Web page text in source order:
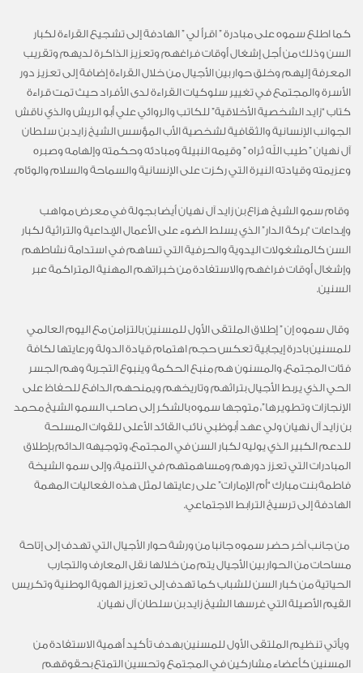
كما اطلع سموه على مبادرة ” اقرأ لي ” الهادفة إلى تشجيع القراءة لكبار
السن وذلك من أجل إشغال أوقات فراغهم وتعزيز الذاكرة لديهم وتقريب
المعرفة إليهم وخلق حوار بين الأجيال من خلال القراءة إضافة إلى تعزيز دور
الأسرة والمجتمع في تغيير سلوكيات القراءة لدى الأفراد حيث تمت قراءة
كتاب “زايد الشخصية الأخلاقية” للكاتب والروائي علي أبو الريش والذي ناقش
الجوانب الإنسانية والثقافية لشخصية الأب المؤسس الشيخ زايد بن سلطان
آل نهيان ” طيب الله ثراه ” وقيمه النبيلة ومبادئه وحكمته وإلهامه وصبره
وعزيمته وقيادته النيرة التي ركزت على الإنسانية والسماحة والسلام والوئام.
‎ وقام سمو الشيخ هزاع بن زايد آل نهيان أيضا بجولة في معرض مواهب
وإبداعات “بركة الدار” الذي يسلط الضوء على الأعمال الإبداعية والتراثية لكبار
السن كالمشغولات اليدوية والحرفية التي تساهم في استدامة نشاطهم
وإشغال أوقات فراغهم والاستفادة من خبراتهم المهنية المتراكمة عبر
السنين.
‎ وقال سموه إن ” إطلاق الملتقى الأول للمسنين بالتزامن مع اليوم العالمي
للمسنين بادرة إيجابية تعكس حجم اهتمام قيادة الدولة ورعايتها لكافة
فئات المجتمع، والمسنون هم منبع الحكمة وينبوع التجربة وهم الجسر
الحي الذي يربط الأجيال بتراثهم وتاريخهم ويمنحهم الدافع للحفاظ على
الإنجازات وتطويرها”، متوجها سموه بالشكر إلى صاحب السمو الشيخ محمد
بن زايد آل نهيان ولي عهد أبوظبي نائب القائد الأعلى للقوات المسلحة
للدعم الكبير الذي يوليه لكبار السن في المجتمع، وتوجيهه الدائم بإطلاق
المبادرات التي تعزز دورهم ومساهمتهم في التنمية، وإلى سمو الشيخة
فاطمة بنت مبارك “أم الإمارات” على رعايتها لمثل هذه الفعاليات المهمة
الهادفة إلى ترسيخ الترابط الاجتماعي.
‎ من جانب آخر حضر سموه جانبا من ورشة حوار الأجيال التي تهدف إلى إتاحة
مساحات من الحوار بين الأجيال يتم من خلالها نقل المعارف والتجارب
الحياتية من كبار السن للشباب كما تهدف إلى تعزيز الهوية الوطنية وتكريس
القيم الأصيلة التي غرسها الشيخ زايد بن سلطان آل نهيان.
‎ ويأتي تنظيم الملتقى الأول للمسنين بهدف تأكيد أهمية الاستفادة من
المسنين كأعضاء مشاركين في المجتمع وتحسين التمتع بحقوقهم